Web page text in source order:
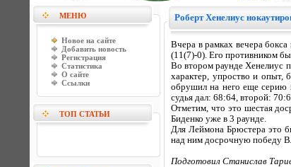
МЕНЮ
Новое на сайте
Добавить новость
Регистрация
Статистика
О сайте
Ссылки
ТОП СТАТЬИ
Роберт Хенелиус
Вчера в рамках вечера
(11(7)-0). Его противником
Во втором раунде Хенелиус
характер, упроство и опыт,
обрушил на него еще серию
судья дал: 68:64, второй:
Отметим, что это шестая
Биденко уже в 3 раунде.
Для Леймона Брюстера это
над ним досрочную победу
Подготовил Станислав